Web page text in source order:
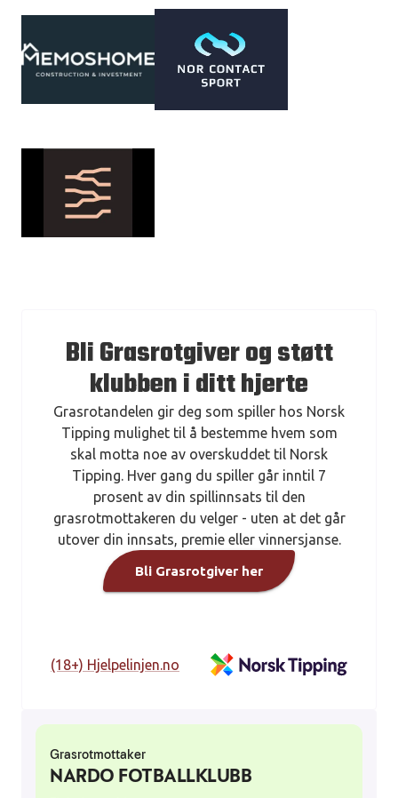
Bli Grasrotgiver og støtt
klubben i ditt hjerte
Grasrotandelen gir deg som spiller hos Norsk
Tipping mulighet til å bestemme hvem som
skal motta noe av overskuddet til Norsk
Tipping. Hver gang du spiller går inntil 7
prosent av din spillinnsats til den
grasrotmottakeren du velger - uten at det går
utover din innsats, premie eller vinnersjanse.
Bli Grasrotgiver her
(18+) Hjelpelinjen.no